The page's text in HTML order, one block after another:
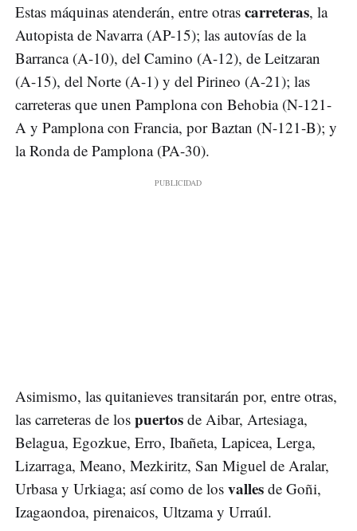
Estas máquinas atenderán, entre otras carreteras, la
Autopista de Navarra (AP-15); las autovías de la
Barranca (A-10), del Camino (A-12), de Leitzaran
(A-15), del Norte (A-1) y del Pirineo (A-21); las
carreteras que unen Pamplona con Behobia (N-121-
A y Pamplona con Francia, por Baztan (N-121-B); y
la Ronda de Pamplona (PA-30).
Asimismo, las quitanieves transitarán por, entre otras,
las carreteras de los puertos de Aibar, Artesiaga,
Belagua, Egozkue, Erro, Ibañeta, Lapicea, Lerga,
Lizarraga, Meano, Mezkiritz, San Miguel de Aralar,
Urbasa y Urkiaga; así como de los valles de Goñi,
Izagaondoa, pirenaicos, Ultzama y Urraúl.